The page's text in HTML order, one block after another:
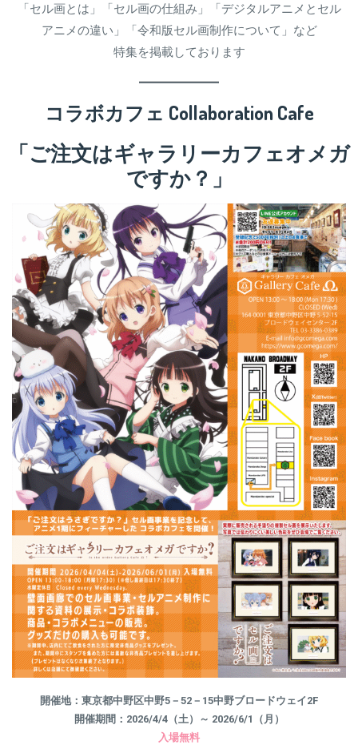
「セル画とは」「セル画の仕組み」「デジタルアニメとセル
アニメの違い」「令和版セル画制作について」など
特集を掲載しております
コラボカフェ Collaboration Cafe
「ご注文はギャラリーカフェオメガ
ですか？」
開催地：東京都中野区中野5－52－15中野ブロードウェイ2F
開催期間：2026/4/4（土）～ 2026/6/1（月）
入場無料